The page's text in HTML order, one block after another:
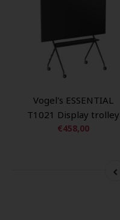
Vogel's ESSENTIAL
T1021 Display trolley
€458,00